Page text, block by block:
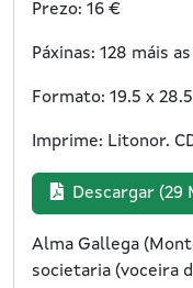
Prezo: 16 €
Páxinas: 128 máis
Formato: 19.5 x
Imprime: Litonor.
Descargar (29
Alma Gallega
societaria (voceira